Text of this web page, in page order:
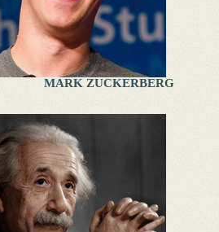
MARK ZUCKERBERG